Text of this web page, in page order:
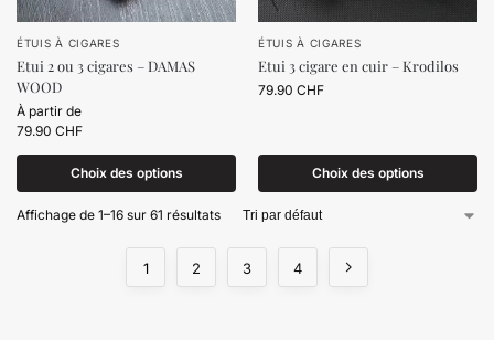
ÉTUIS À CIGARES
Etui 2 ou 3 cigares – DAMAS
WOOD
À partir de
79.90 CHF
Choix des options
ÉTUIS À CIGARES
Etui 3 cigare en cuir – Krodilos
79.90 CHF
Choix des options
Affichage de 1–16 sur 61 résultats
1 2 3 4